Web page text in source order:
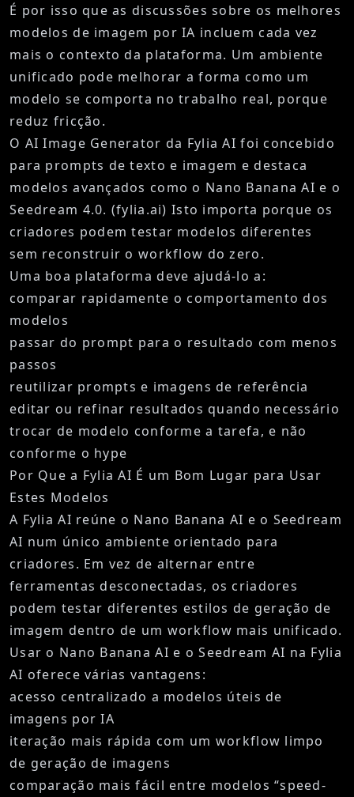
É por isso que as discussões sobre os melhores
modelos de imagem por IA incluem cada vez
mais o contexto da plataforma. Um ambiente
unificado pode melhorar a forma como um
modelo se comporta no trabalho real, porque
reduz fricção.
O AI Image Generator da Fylia AI foi concebido
para prompts de texto e imagem e destaca
modelos avançados como o Nano Banana AI e o
Seedream 4.0. (fylia.ai) Isto importa porque os
criadores podem testar modelos diferentes
sem reconstruir o workflow do zero.
Uma boa plataforma deve ajudá-lo a:
comparar rapidamente o comportamento dos
modelos
passar do prompt para o resultado com menos
passos
reutilizar prompts e imagens de referência
editar ou refinar resultados quando necessário
trocar de modelo conforme a tarefa, e não
conforme o hype
Por Que a Fylia AI É um Bom Lugar para Usar
Estes Modelos
A Fylia AI reúne o Nano Banana AI e o Seedream
AI num único ambiente orientado para
criadores. Em vez de alternar entre
ferramentas desconectadas, os criadores
podem testar diferentes estilos de geração de
imagem dentro de um workflow mais unificado.
Usar o Nano Banana AI e o Seedream AI na Fylia
AI oferece várias vantagens:
acesso centralizado a modelos úteis de
imagens por IA
iteração mais rápida com um workflow limpo
de geração de imagens
comparação mais fácil entre modelos “speed-